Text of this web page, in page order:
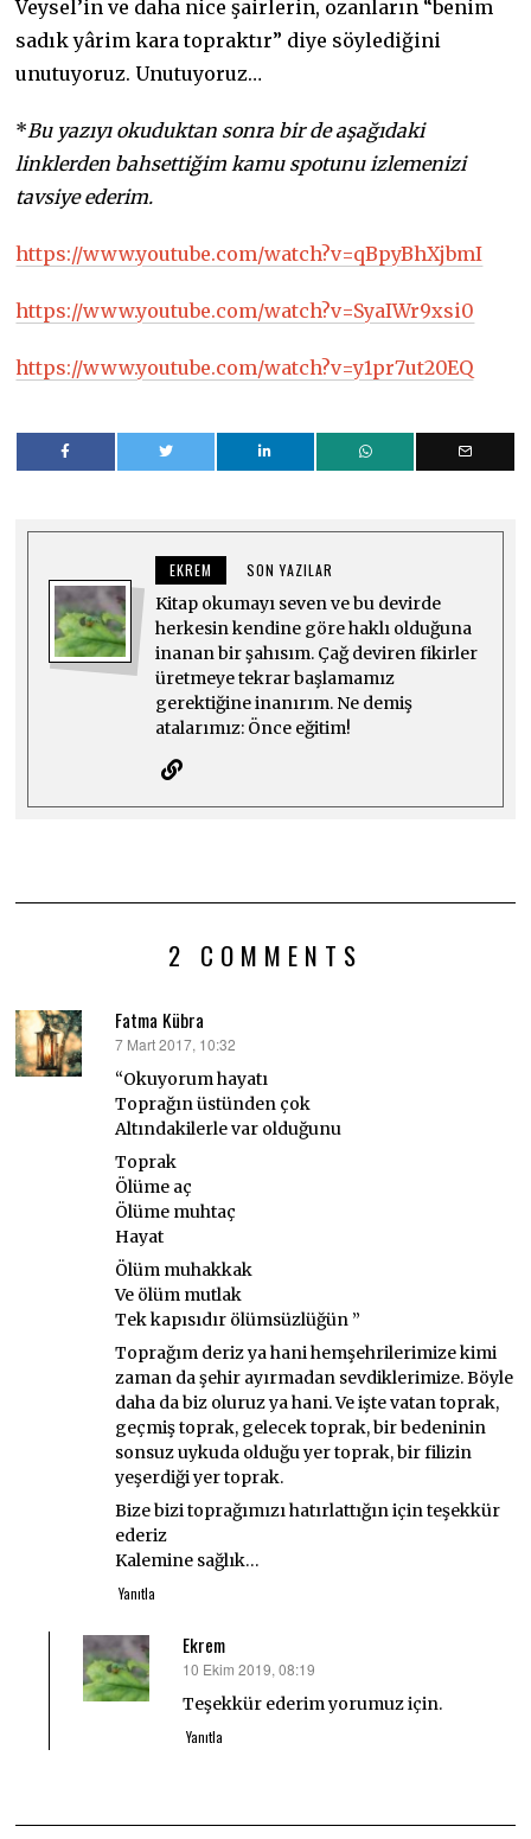
Veysel’in ve daha nice şairlerin, ozanların “benim
sadık yârim kara topraktır” diye söylediğini
unutuyoruz. Unutuyoruz…
*Bu yazıyı okuduktan sonra bir de aşağıdaki
linklerden bahsettiğim kamu spotunu izlemenizi
tavsiye ederim.
https://www.youtube.com/watch?v=qBpyBhXjbmI
https://www.youtube.com/watch?v=SyaIWr9xsi0
https://www.youtube.com/watch?v=y1pr7ut20EQ
EKREM SON YAZILAR
Kitap okumayı seven ve bu devirde
herkesin kendine göre haklı olduğuna
inanan bir şahısım. Çağ deviren fikirler
üretmeye tekrar başlamamız
gerektiğine inanırım. Ne demiş
atalarımız: Önce eğitim!
2 COMMENTS
Fatma Kübra
dedi
ki:
7 Mart 2017, 10:32
“Okuyorum hayatı
Toprağın üstünden çok
Altındakilerle var olduğunu
Toprak
Ölüme aç
Ölüme muhtaç
Hayat
Ölüm muhakkak
Ve ölüm mutlak
Tek kapısıdır ölümsüzlüğün ”
Toprağım deriz ya hani hemşehrilerimize kimi
zaman da şehir ayırmadan sevdiklerimize. Böyle
daha da biz oluruz ya hani. Ve işte vatan toprak,
geçmiş toprak, gelecek toprak, bir bedeninin
sonsuz uykuda olduğu yer toprak, bir filizin
yeşerdiği yer toprak.
Bize bizi toprağımızı hatırlattığın için teşekkür
ederiz
Kalemine sağlık…
Yanıtla
Ekrem
dedi
ki:
10 Ekim 2019, 08:19
Teşekkür ederim yorumuz için.
Yanıtla